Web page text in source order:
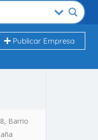
Publicar Empresa
Barrio